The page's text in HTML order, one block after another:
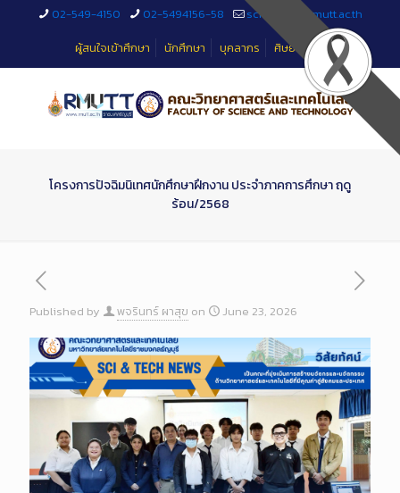
02-549-4150 02-5494156-58
sciteched@rmutt.ac.th
ผู้สนใจเข้าศึกษา
นักศึกษา บุคลากร ศิษย์เก่า
โครงการปัจฉิมนิเทศนักศึกษาฝึกงาน ประจำภาคการศึกษา ฤดู
ร้อน/2568
Published by พจรินทร์ ผาสุข on June 23, 2026